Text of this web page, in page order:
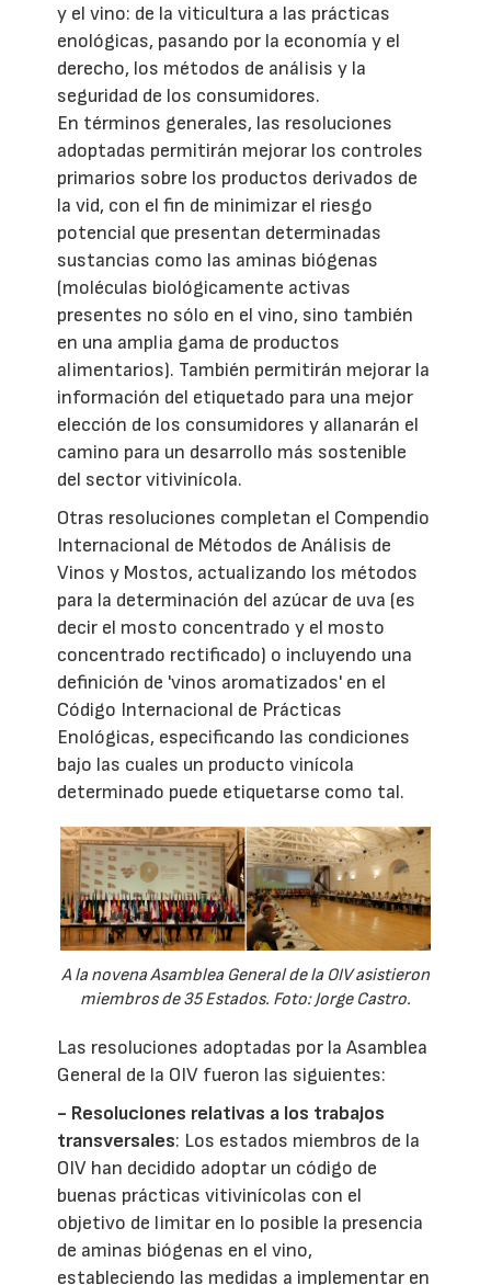
y el vino: de la viticultura a las prácticas
enológicas, pasando por la economía y el
derecho, los métodos de análisis y la
seguridad de los consumidores.
En términos generales, las resoluciones
adoptadas permitirán mejorar los controles
primarios sobre los productos derivados de
la vid, con el fin de minimizar el riesgo
potencial que presentan determinadas
sustancias como las aminas biógenas
(moléculas biológicamente activas
presentes no sólo en el vino, sino también
en una amplia gama de productos
alimentarios). También permitirán mejorar la
información del etiquetado para una mejor
elección de los consumidores y allanarán el
camino para un desarrollo más sostenible
del sector vitivinícola.
Otras resoluciones completan el Compendio
Internacional de Métodos de Análisis de
Vinos y Mostos, actualizando los métodos
para la determinación del azúcar de uva (es
decir el mosto concentrado y el mosto
concentrado rectificado) o incluyendo una
definición de 'vinos aromatizados' en el
Código Internacional de Prácticas
Enológicas, especificando las condiciones
bajo las cuales un producto vinícola
determinado puede etiquetarse como tal.
A la novena Asamblea General de la OIV asistieron
miembros de 35 Estados. Foto: Jorge Castro.
Las resoluciones adoptadas por la Asamblea
General de la OIV fueron las siguientes:
- Resoluciones relativas a los trabajos
transversales: Los estados miembros de la
OIV han decidido adoptar un código de
buenas prácticas vitivinícolas con el
objetivo de limitar en lo posible la presencia
de aminas biógenas en el vino,
estableciendo las medidas a implementar en